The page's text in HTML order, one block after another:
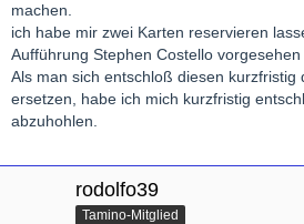
machen.
ich habe mir zwei Karten reservieren
Aufführung Stephen Costello vorgesehen
Als man sich entschloß diesen kurzfristig
ersetzen, habe ich mich kurzfristig
abzuhohlen.
rodolfo39
Tamino-Mitglied